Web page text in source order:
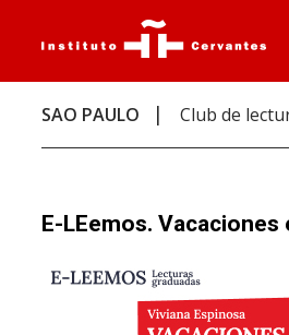
SAO PAULO Club de
E-LEemos. Vacaciones